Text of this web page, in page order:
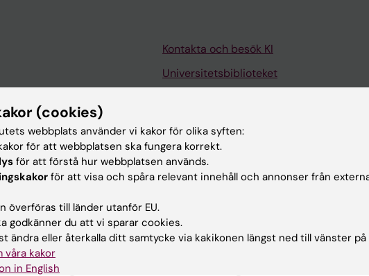
Kontakta och besök KI
Universitetsbiblioteket
Karolinska Institutet Innovation
Kontakta presstjänsten
(cookies)
webbplats använder vi kakor för olika syften:
för att webbplatsen ska fungera korrekt.
för att förstå hur webbplatsen används.
för att visa och spåra relevant innehåll och annonser från
överföras till länder utanför EU.
godkänner du att vi sparar cookies.
ändra eller återkalla ditt samtycke via kakikonen längst ned till vänster på
våra kakor
in English